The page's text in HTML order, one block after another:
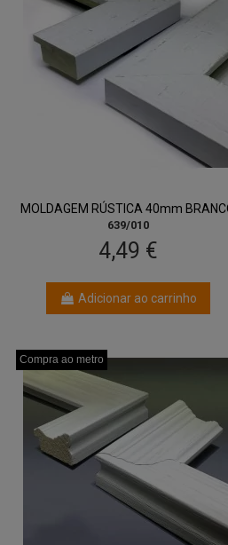
MOLDAGEM RÚSTICA 40mm
639/010
4,49 €
Adicionar ao carrinho
Compra ao metro
Compra ao metro
Compra ao metro